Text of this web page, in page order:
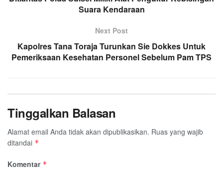
Suara Kendaraan
Next Post
Kapolres Tana Toraja Turunkan Sie Dokkes Untuk
Pemeriksaan Kesehatan Personel Sebelum Pam TPS
Tinggalkan Balasan
Alamat email Anda tidak akan dipublikasikan. Ruas yang wajib
ditandai *
Komentar *